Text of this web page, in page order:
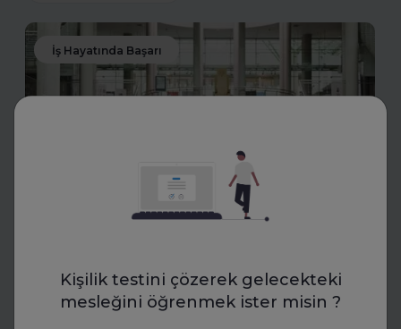
Kişilik testini çözerek gelecekteki
mesleğini öğrenmek ister misin ?
İş Hayatında Başarı
Hazırlık: FurtherUp'tan Öğrenci
ve Kariyer Koçluğu